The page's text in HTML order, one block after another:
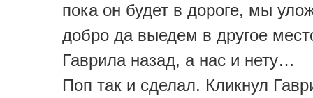
пока он будет в дороге, мы
добро да выедем в другое
Гаврила назад, а нас и нету…
Поп так и сделал. Кликнул